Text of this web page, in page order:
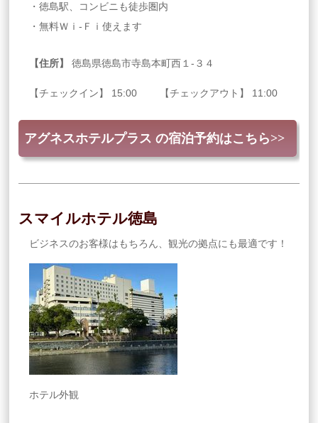
・徳島駅、コンビニも徒歩圏内
・無料Ｗｉ-Ｆｉ使えます
【住所】 徳島県徳島市寺島本町西１‐３４
【チェックイン】 15:00 【チェックアウト】 11:00
アグネスホテルプラス の宿泊予約はこちら>>
スマイルホテル徳島
ビジネスのお客様はもちろん、観光の拠点にも最適です！
ホテル外観